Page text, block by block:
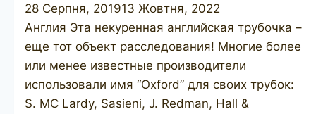
28 Серпня, 201913 Жовтня, 2022
Англия Эта некуренная английская трубочка –
еще тот объект расследования! Многие более
или менее известные производители
использовали имя “Oxford” для своих трубок:
S. MC Lardy, Sasieni, J. Redman, Hall &